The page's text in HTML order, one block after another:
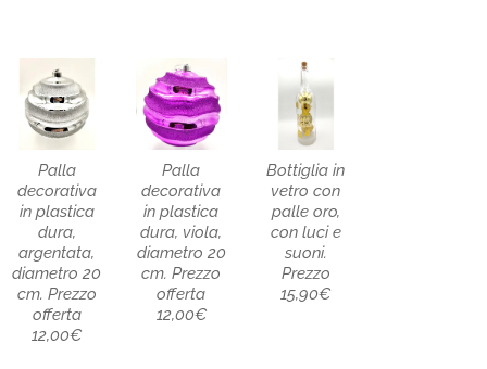
Palla
decorativa
in plastica
dura,
argentata,
diametro 20
cm. Prezzo
offerta
12,00€
Palla
decorativa
in plastica
dura, viola,
diametro 20
cm. Prezzo
offerta
12,00€
Bottiglia in
vetro con
palle oro,
con luci e
suoni.
Prezzo
15,90€